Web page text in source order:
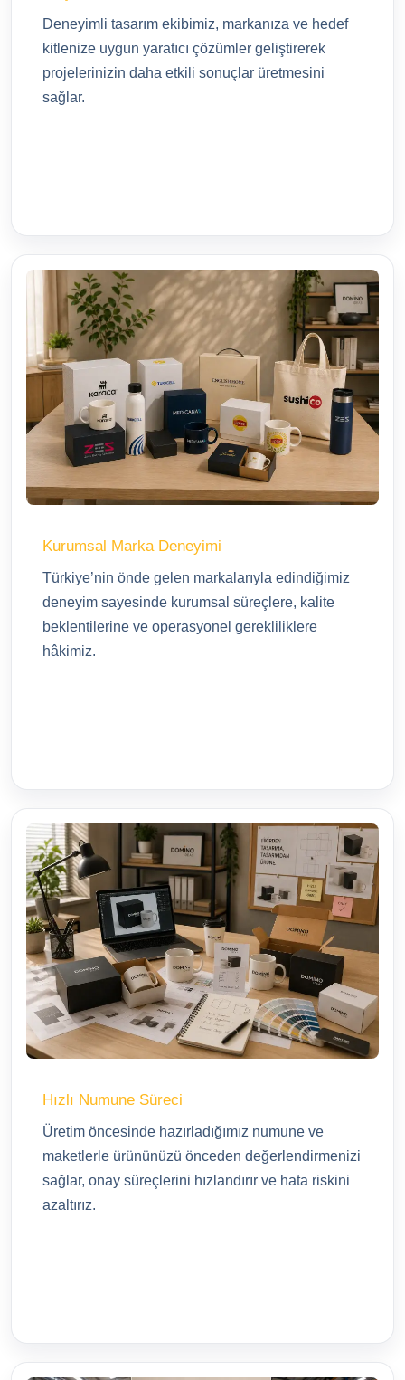
Deneyimli tasarım ekibimiz, markanıza ve hedef
kitlenize uygun yaratıcı çözümler geliştirerek
projelerinizin daha etkili sonuçlar üretmesini
sağlar.
Kurumsal Marka Deneyimi
Türkiye’nin önde gelen markalarıyla edindiğimiz
deneyim sayesinde kurumsal süreçlere, kalite
beklentilerine ve operasyonel gerekliliklere
hâkimiz.
Hızlı Numune Süreci
Üretim öncesinde hazırladığımız numune ve
maketlerle ürününüzü önceden değerlendirmenizi
sağlar, onay süreçlerini hızlandırır ve hata riskini
azaltırız.